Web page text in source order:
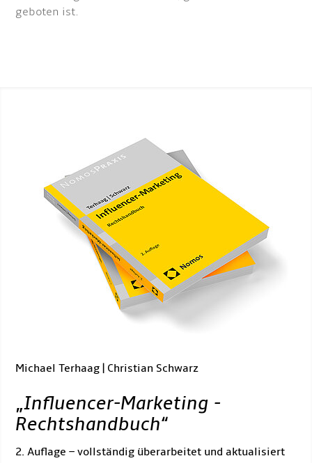
geboten ist.
Michael Terhaag | Christian Schwarz
„Influencer-Marketing -
Rechtshandbuch“
2. Auflage – vollständig überarbeitet und aktualisiert